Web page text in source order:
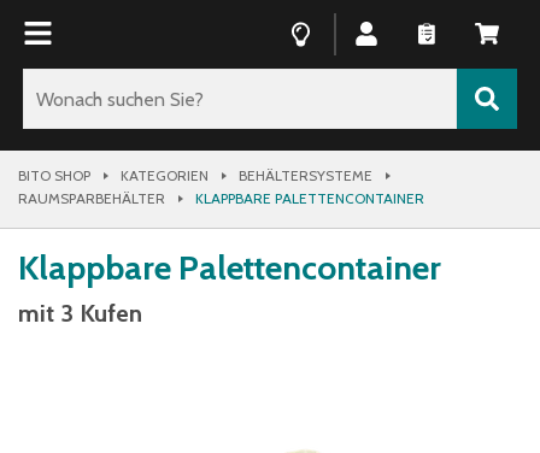
BITO SHOP KATEGORIEN
BEHÄLTERSYSTEME
RAUMSPARBEHÄLTER
KLAPPBARE PALETTENCONTAINER
Klappbare Palettencontainer
mit 3 Kufen